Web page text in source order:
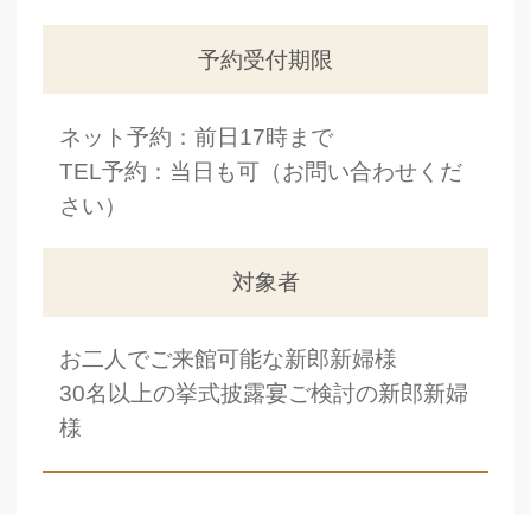
予約受付期限
ネット予約：前日17時まで
TEL予約：当日も可（お問い合わせくだ
さい）
対象者
お二人でご来館可能な新郎新婦様
30名以上の挙式披露宴ご検討の新郎新婦
様